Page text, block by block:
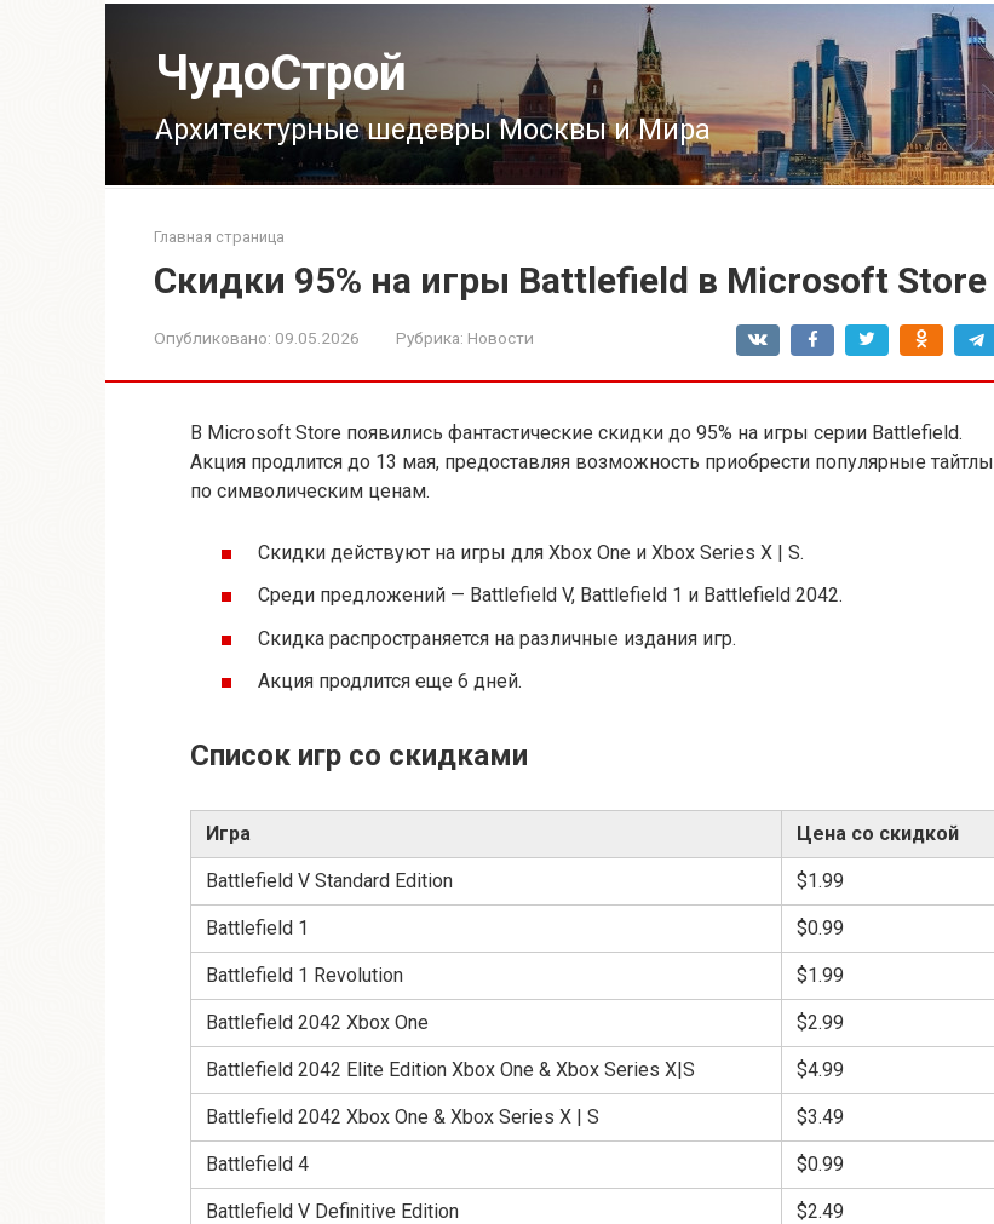
ЧудоСтрой
Архитектурные шедевры Москвы и Мира
Главная страница
Скидки 95% на игры Battlefield в Microsoft Store
Опубликовано: 09.05.2026 Рубрика: Новости
В Microsoft Store появились фантастические скидки до 95% на игры серии Battlefield.
Акция продлится до 13 мая, предоставляя возможность приобрести популярные тайтлы
по символическим ценам.
Скидки действуют на игры для Xbox One и Xbox Series X | S.
Среди предложений — Battlefield V, Battlefield 1 и Battlefield 2042.
Скидка распространяется на различные издания игр.
Акция продлится еще 6 дней.
Список игр со скидками
Игра Цена со скидкой
Battlefield V Standard Edition $1.99
Battlefield 1 $0.99
Battlefield 1 Revolution $1.99
Battlefield 2042 Xbox One $2.99
Battlefield 2042 Elite Edition Xbox One & Xbox Series X|S $4.99
Battlefield 2042 Xbox One & Xbox Series X | S $3.49
Battlefield 4 $0.99
Battlefield V Definitive Edition $2.49